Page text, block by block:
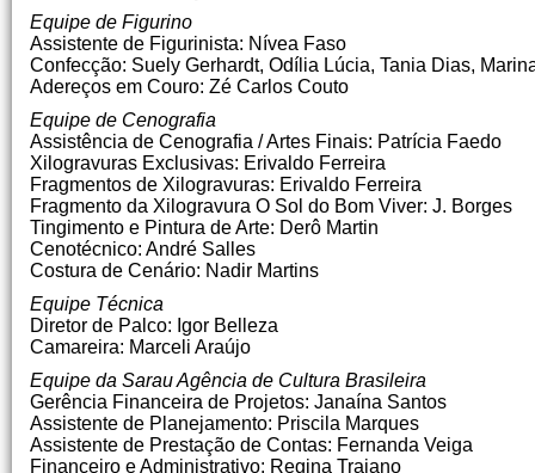
Equipe de Figurino
Assistente de Figurinista: Nívea Faso
Confecção: Suely Gerhardt, Odília Lúcia, Tania Dias,
Adereços em Couro: Zé Carlos Couto
Equipe de Cenografia
Assistência de Cenografia / Artes Finais: Patrícia Faedo
Xilogravuras Exclusivas: Erivaldo Ferreira
Fragmentos de Xilogravuras: Erivaldo Ferreira
Fragmento da Xilogravura O Sol do Bom Viver: J. Borges
Tingimento e Pintura de Arte: Derô Martin
Cenotécnico: André Salles
Costura de Cenário: Nadir Martins
Equipe Técnica
Diretor de Palco: Igor Belleza
Camareira: Marceli Araújo
Equipe da Sarau Agência de Cultura Brasileira
Gerência Financeira de Projetos: Janaína Santos
Assistente de Planejamento: Priscila Marques
Assistente de Prestação de Contas: Fernanda Veiga
Financeiro e Administrativo: Regina Trajano